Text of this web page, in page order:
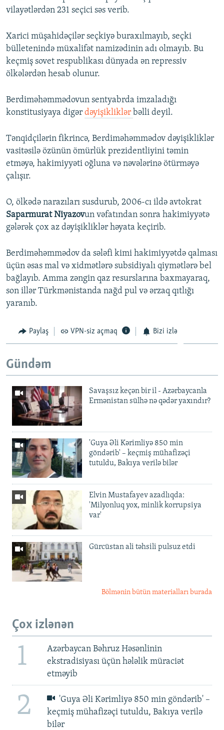
vilayətlərdən 231 seçici səs verib.
Xarici müşahidəçilər seçkiyə buraxılmayıb, seçki
bülletenində müxalifət namizədinin adı olmayıb. Bu
keçmiş sovet respublikası dünyada ən repressiv
ölkələrdən hesab olunur.
Berdiməhəmmədovun sentyabrda imzaladığı
konstitusiyaya digər dəyişikliklər bəlli deyil.
Tənqidçilərin fikrincə, Berdiməhəmmədov dəyişikliklər
vasitəsilə özünün ömürlük prezidentliyini təmin
etməyə, hakimiyyəti oğluna və nəvələrinə ötürməyə
çalışır.
O, ölkədə narazıları susdurub, 2006-cı ildə avtokrat
Saparmurat Niyazovun vəfatından sonra hakimiyyətə
gələrək çox az dəyişikliklər həyata keçirib.
Berdiməhəmmədov da sələfi kimi hakimiyyətdə qalması
üçün əsas mal və xidmətlərə subsidiyalı qiymətlərə bel
bağlayıb. Amma zəngin qaz resurslarına baxmayaraq,
son illər Türkmənistanda nağd pul və ərzaq qıtlığı
yaranıb.
Paylaş VPN-siz açmaq Bizi izlə
Gündəm
Savaşsız keçən bir il - Azərbaycanla
Ermənistan sülhə nə qədər yaxındır?
'Guya Əli Kərimliyə 850 min
göndərib' – keçmiş mühafizəçi
tutuldu, Bakıya verilə bilər
Elvin Mustafayev azadlıqda:
'Milyonluq yox, minlik korrupsiya
var'
Gürcüstan ali təhsili pulsuz etdi
Bölmənin bütün materialları burada
Çox izlənən
1
Azərbaycan Bəhruz Həsənlinin
ekstradisiyası üçün hələlik müraciət
etməyib
2
'Guya Əli Kərimliyə 850 min göndərib' –
keçmiş mühafizəçi tutuldu, Bakıya verilə
bilər